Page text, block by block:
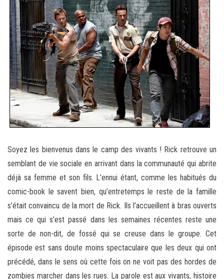
Soyez les bienvenus dans le camp des vivants ! Rick retrouve un
semblant de vie sociale en arrivant dans la communauté qui abrite
déjà sa femme et son fils. L’ennui étant, comme les habitués du
comic-book le savent bien, qu’entretemps le reste de la famille
s’était convaincu de la mort de Rick. Ils l’accueillent à bras ouverts
mais ce qui s’est passé dans les semaines récentes reste une
sorte de non-dit, de fossé qui se creuse dans le groupe. Cet
épisode est sans doute moins spectaculaire que les deux qui ont
précédé, dans le sens où cette fois on ne voit pas des hordes de
zombies marcher dans les rues. La parole est aux vivants, histoire